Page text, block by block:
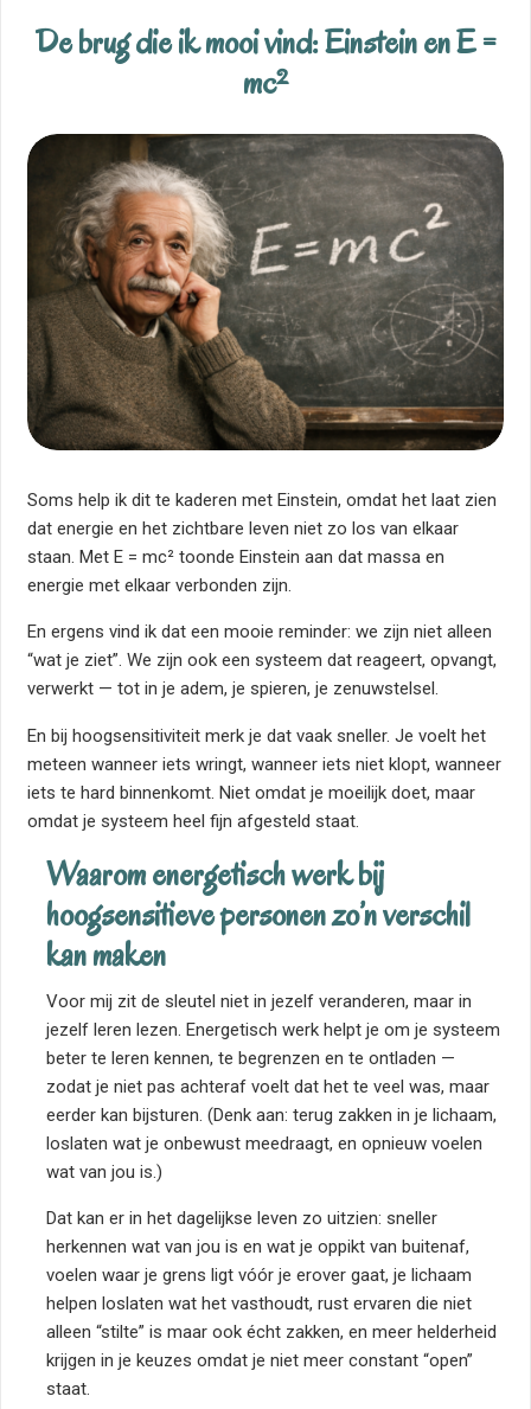
De brug die ik mooi vind: Einstein en E =
mc²
Soms help ik dit te kaderen met Einstein, omdat het laat zien
dat energie en het zichtbare leven niet zo los van elkaar
staan. Met E = mc² toonde Einstein aan dat massa en
energie met elkaar verbonden zijn.
En ergens vind ik dat een mooie reminder: we zijn niet alleen
“wat je ziet”. We zijn ook een systeem dat reageert, opvangt,
verwerkt — tot in je adem, je spieren, je zenuwstelsel.
En bij hoogsensitiviteit merk je dat vaak sneller. Je voelt het
meteen wanneer iets wringt, wanneer iets niet klopt, wanneer
iets te hard binnenkomt. Niet omdat je moeilijk doet, maar
omdat je systeem heel fijn afgesteld staat.
Waarom energetisch werk bij
hoogsensitieve personen zo’n verschil
kan maken
Voor mij zit de sleutel niet in jezelf veranderen, maar in
jezelf leren lezen. Energetisch werk helpt je om je systeem
beter te leren kennen, te begrenzen en te ontladen —
zodat je niet pas achteraf voelt dat het te veel was, maar
eerder kan bijsturen. (Denk aan: terug zakken in je lichaam,
loslaten wat je onbewust meedraagt, en opnieuw voelen
wat van jou is.)
Dat kan er in het dagelijkse leven zo uitzien: sneller
herkennen wat van jou is en wat je oppikt van buitenaf,
voelen waar je grens ligt vóór je erover gaat, je lichaam
helpen loslaten wat het vasthoudt, rust ervaren die niet
alleen “stilte” is maar ook écht zakken, en meer helderheid
krijgen in je keuzes omdat je niet meer constant “open”
staat.